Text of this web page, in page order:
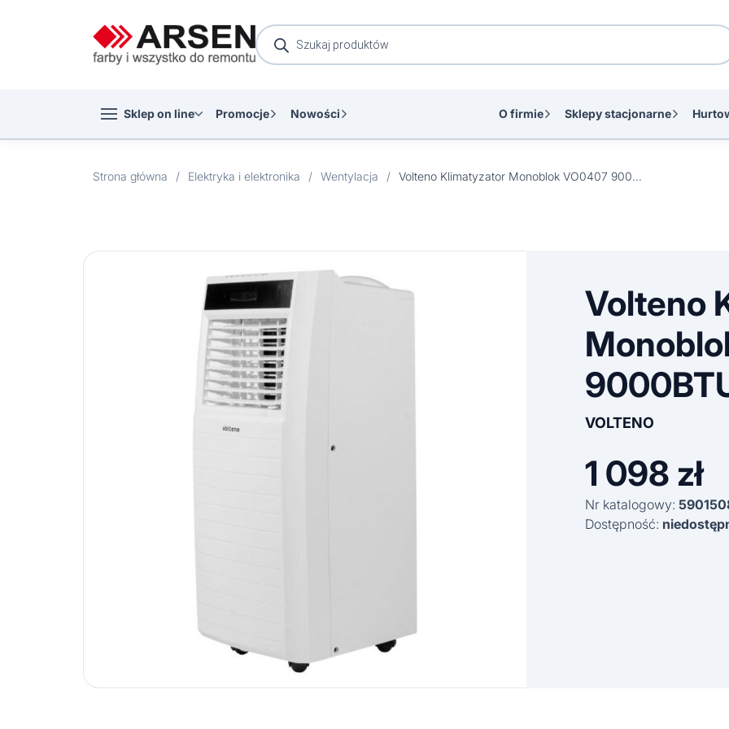
Wyszukiwarka
produktów
Sklep on line Promocje Nowości O firmie Sklepy stacjonarne
Strona główna / Elektryka i elektronika / Wentylacja / Volteno Klimatyzator Monoblok VO0407 9000BTU
Volteno
VOLTENO
1 098 zł
Nr katalogowy:
Dostępność: